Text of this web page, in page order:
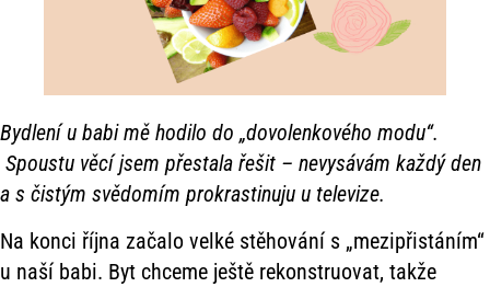
Bydlení u babi mě hodilo do „dovolenkového modu“.
Spoustu věcí jsem přestala řešit – nevysávám každý den
a s čistým svědomím prokrastinuju u televize.
Na konci října začalo velké stěhování s „mezipřistáním“
u naší babi. Byt chceme ještě rekonstruovat, takže